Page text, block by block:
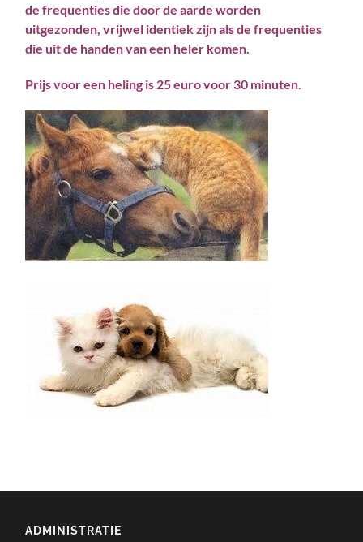
de frequenties die door de aarde worden
uitgezonden, vrijwel identiek zijn als de frequenties
die uit de handen van een heler komen.
Prijs voor een heling is 25 euro voor 30 minuten.
ADMINISTRATIE